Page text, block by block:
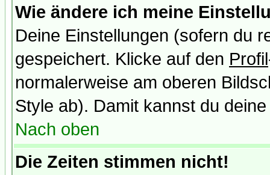
Wie ändere ich meine
Deine Einstellungen (sofern du
gespeichert. Klicke auf den Profil
normalerweise am oberen
Style ab). Damit kannst du
Nach oben
Die Zeiten stimmen nicht!